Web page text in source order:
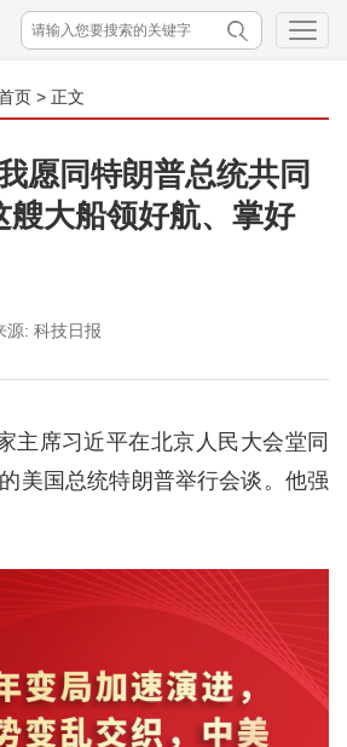
页 > 正文
愿同特朗普总统共同
艘大船领好航、掌好
源: 科技日报
主席习近平在北京人民大会堂同
美国总统特朗普举行会谈。他强